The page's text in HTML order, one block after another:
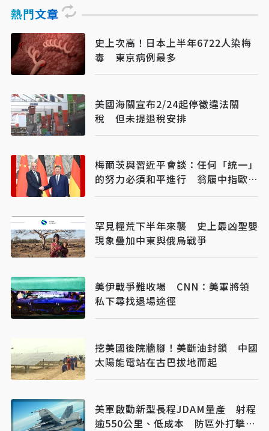
熱門文章
史上次高！日本上半年6722人染梅
毒 東京病例最多
美國海關宣布2/24起停徵違法關
稅 但未提退稅安排
梅爾茨與習近平會談：任何「統一」
的努力必須和平進行 翁履中指歐洲
在美中夾縫重塑戰略
罕見糧荒下半年來襲 史上最凶聖嬰
現象疊加中東與俄烏戰爭
美伊戰爭難收場 CNN：美軍將領
私下尋找退場途徑
挖美國後院牆腳！美斷油封鎖 中國
太陽能電站在古巴拔地而起
美軍啟動新型長程JDAM量產 射程
逾550公里、低成本 防區外打擊新